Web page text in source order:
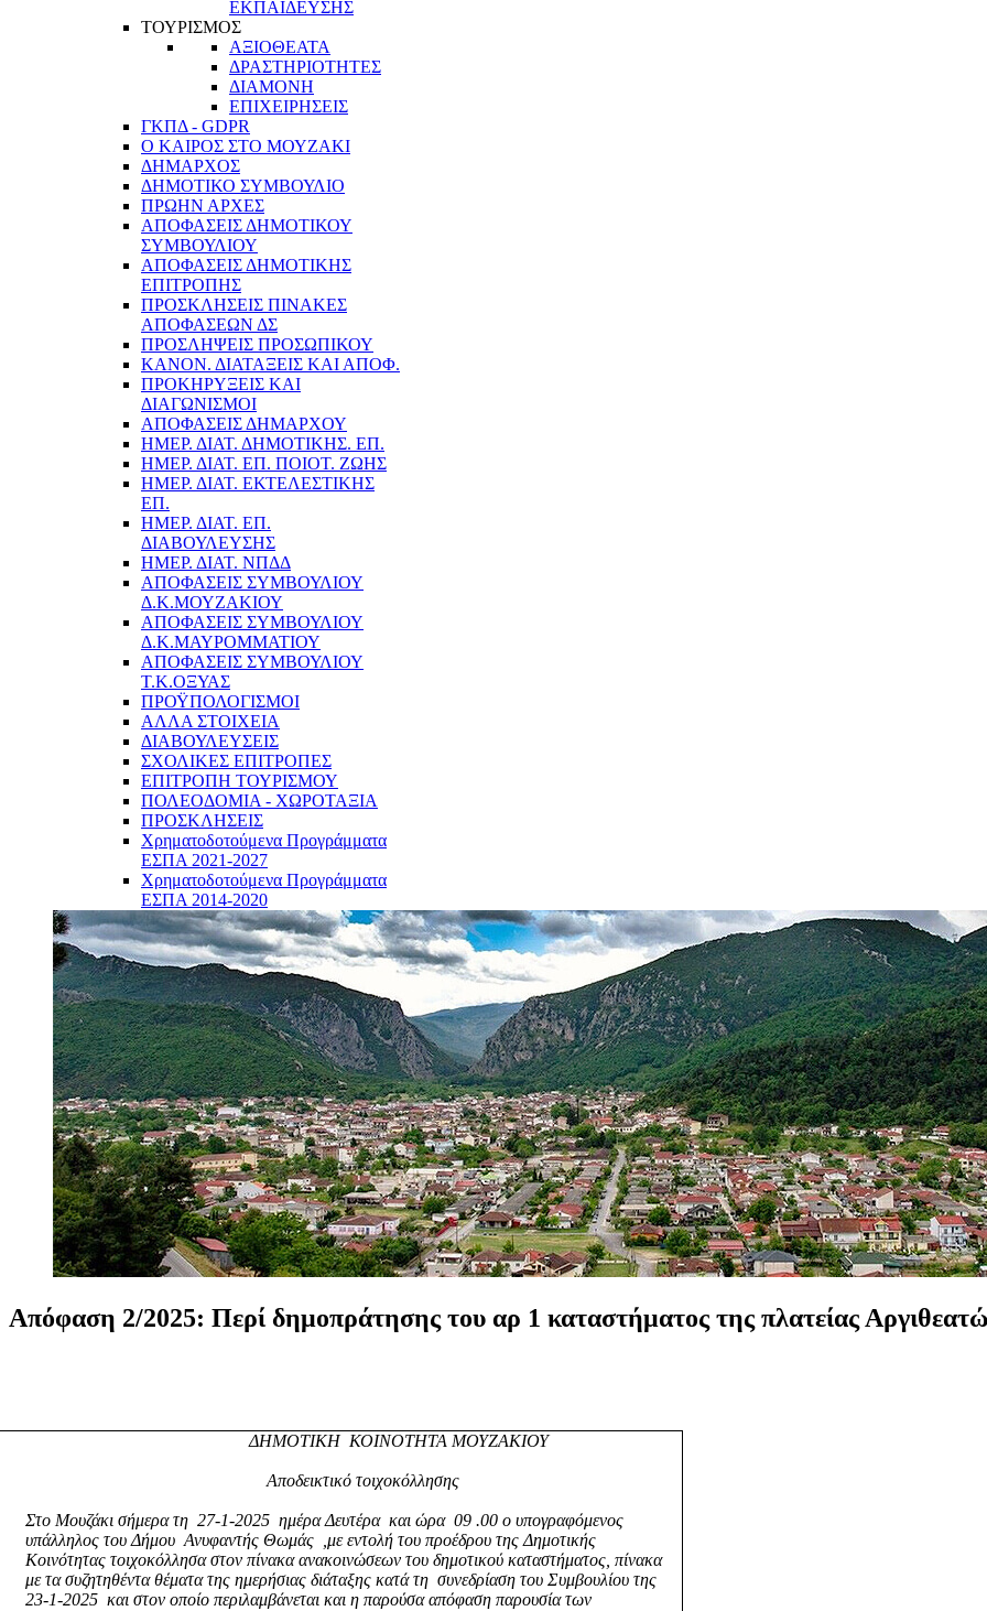
ΕΚΠΑΙΔΕΥΣΗΣ
ΤΟΥΡΙΣΜΟΣ
ΑΞΙΟΘΕΑΤΑ
ΔΡΑΣΤΗΡΙΟΤΗΤΕΣ
ΔΙΑΜΟΝΗ
ΕΠΙΧΕΙΡΗΣΕΙΣ
ΓΚΠΔ - GDPR
Ο ΚΑΙΡΟΣ ΣΤΟ ΜΟΥΖΑΚΙ
ΔΗΜΑΡΧΟΣ
ΔΗΜΟΤΙΚΟ ΣΥΜΒΟΥΛΙΟ
ΠΡΩΗΝ ΑΡΧΕΣ
ΑΠΟΦΑΣΕΙΣ ΔΗΜΟΤΙΚΟΥ
ΣΥΜΒΟΥΛΙΟΥ
ΑΠΟΦΑΣΕΙΣ ΔΗΜΟΤΙΚΗΣ
ΕΠΙΤΡΟΠΗΣ
ΠΡΟΣΚΛΗΣΕΙΣ ΠΙΝΑΚΕΣ
ΑΠΟΦΑΣΕΩΝ ΔΣ
ΠΡΟΣΛΗΨΕΙΣ ΠΡΟΣΩΠΙΚΟΥ
ΚΑΝΟΝ. ΔΙΑΤΑΞΕΙΣ ΚΑΙ ΑΠΟΦ.
ΠΡΟΚΗΡΥΞΕΙΣ ΚΑΙ
ΔΙΑΓΩΝΙΣΜΟΙ
ΑΠΟΦΑΣΕΙΣ ΔΗΜΑΡΧΟΥ
ΗΜΕΡ. ΔΙΑΤ. ΔΗΜΟΤΙΚΗΣ. ΕΠ.
ΗΜΕΡ. ΔΙΑΤ. ΕΠ. ΠΟΙOΤ. ΖΩΗΣ
ΗΜΕΡ. ΔΙΑΤ. ΕΚΤΕΛΕΣΤΙΚΗΣ
ΕΠ.
ΗΜΕΡ. ΔΙΑΤ. ΕΠ.
ΔΙΑΒΟΥΛΕΥΣΗΣ
ΗΜΕΡ. ΔΙΑΤ. ΝΠΔΔ
ΑΠΟΦΑΣΕΙΣ ΣΥΜΒΟΥΛΙΟΥ
Δ.Κ.ΜΟΥΖΑΚΙΟΥ
ΑΠΟΦΑΣΕΙΣ ΣΥΜΒΟΥΛΙΟΥ
Δ.Κ.ΜΑΥΡΟΜΜΑΤΙΟΥ
ΑΠΟΦΑΣΕΙΣ ΣΥΜΒΟΥΛΙΟΥ
Τ.Κ.ΟΞΥΑΣ
ΠΡΟΫΠΟΛΟΓΙΣΜΟΙ
ΑΛΛΑ ΣΤΟΙΧΕΙΑ
ΔΙΑΒΟΥΛΕΥΣΕΙΣ
ΣΧΟΛΙΚΕΣ ΕΠΙΤΡΟΠΕΣ
ΕΠΙΤΡΟΠΗ ΤΟΥΡΙΣΜΟΥ
ΠΟΛΕΟΔΟΜΙΑ - ΧΩΡΟΤΑΞΙΑ
ΠΡΟΣΚΛΗΣΕΙΣ
Χρηματοδοτούμενα Προγράμματα
ΕΣΠΑ 2021-2027
Χρηματοδοτούμενα Προγράμματα
ΕΣΠΑ 2014-2020
Απόφαση 2/2025: Περί δημοπράτησης του αρ 1 καταστήματος της πλατείας
ΔΗΜΟΤΙΚΗ ΚΟΙΝΟΤΗΤΑ ΜΟΥΖΑΚΙΟΥ
Αποδεικτικό τοιχοκόλλησης
Στο Μουζάκι σήμερα τη 27-1-2025 ημέρα Δευτέρα και ώρα 09 .00 ο υπογραφόμενος
υπάλληλος του Δήμου Ανυφαντής Θωμάς
,με εντολή του προέδρου της Δημοτικής
Κοινότητας τοιχοκόλλησα στον πίνακα ανακοινώσεων του δημοτικού καταστήματος, πίνακα
με τα συζητηθέντα θέματα της ημερήσιας διάταξης κατά τη συνεδρίαση του Συμβουλίου της
23-1-2025 και στον οποίο περιλαμβάνεται και η παρούσα απόφαση παρουσία των